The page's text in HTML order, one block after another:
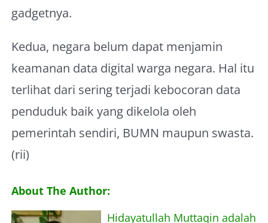
gadgetnya.
Kedua, negara belum dapat menjamin
keamanan data digital warga negara. Hal itu
terlihat dari sering terjadi kebocoran data
penduduk baik yang dikelola oleh
pemerintah sendiri, BUMN maupun swasta.
(rii)
About The Author:
Hidayatullah Muttaqin adalah